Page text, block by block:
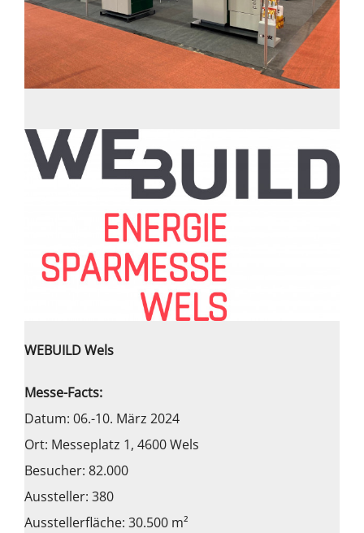
WEBUILD Wels
Messe-Facts:
Datum: 06.-10. März 2024
Ort: Messeplatz 1, 4600 Wels
Besucher: 82.000
Aussteller: 380
Ausstellerfläche: 30.500 m²